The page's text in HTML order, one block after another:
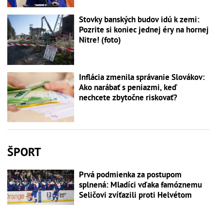
Stovky banských budov idú k zemi:
Pozrite si koniec jednej éry na hornej
Nitre! (foto)
Inflácia zmenila správanie Slovákov:
Ako narábať s peniazmi, keď
nechcete zbytočne riskovať?
ŠPORT
Prvá podmienka za postupom
splnená: Mladíci vďaka famóznemu
Seličovi zvíťazili proti Helvétom